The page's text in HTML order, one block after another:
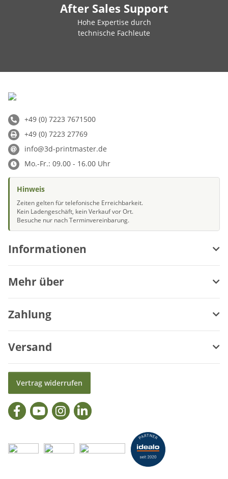
After Sales Support
Hohe Expertise durch
technische Fachleute
+49 (0) 7223 7671500
+49 (0) 7223 27769
info@3d-printmaster.de
Mo.-Fr.: 09.00 - 16.00 Uhr
Hinweis
Zeiten gelten für telefonische Erreichbarkeit.
Kein Ladengeschäft, kein Verkauf vor Ort.
Besuche nur nach Terminvereinbarung.
Informationen
Mehr über
Zahlung
Versand
Vertrag widerrufen